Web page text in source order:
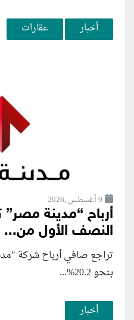
أخبار عقارات
9 أغسطس ,2026
النصف الأول من...
تراجع صافي أرباح شركة
بنحو 20.2%...
أخبار